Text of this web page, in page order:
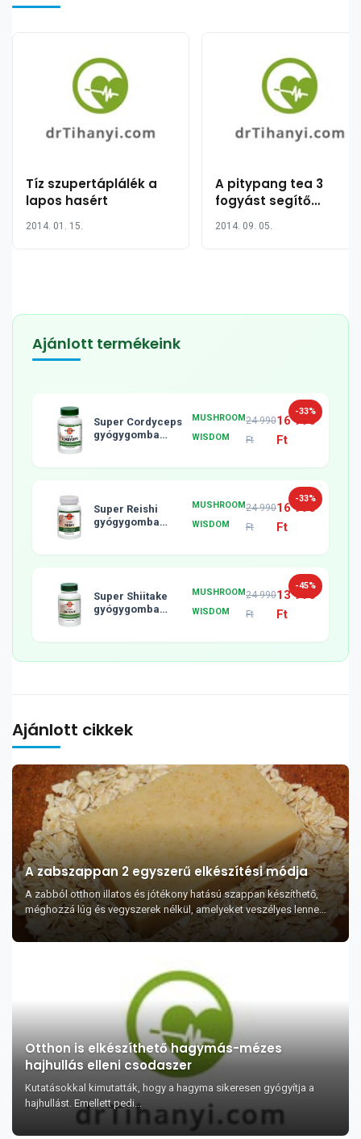
Tíz szupertáplálék a
lapos hasért
2014. 01. 15.
A pitypang tea 3
fogyást segítő
2014. 09. 05.
Ajánlott termékeink
-33%
Super Cordyceps
gyógygomba
MUSHROOM
WISDOM
24 990
Ft
16 990
Ft
-33%
Super Reishi
gyógygomba
MUSHROOM
WISDOM
24 990
Ft
16 990
Ft
-45%
Super Shiitake
gyógygomba
MUSHROOM
WISDOM
24 990
Ft
13 990
Ft
Ajánlott cikkek
A zabszappan 2 egyszerű elkészítési módja
A zabból otthon illatos és jótékony hatású szappan készíthető,
méghozzá lúg és vegyszerek nélkül, amelyeket veszélyes lenne
használni.
Otthon is elkészíthető hagymás-mézes
hajhullás elleni csodaszer
Kutatásokkal kimutatták, hogy a hagyma sikeresen gyógyítja a
hajhullást. Emellett pedi...